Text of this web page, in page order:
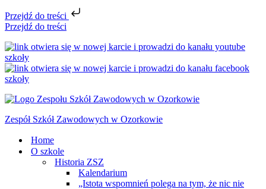
Przejdź do treści
Przejdź do treści
Zespół Szkół Zawodowych w Ozorkowie
Home
O szkole
Historia ZSZ
Kalendarium
„Istota wspomnień polega na tym, że nic nie